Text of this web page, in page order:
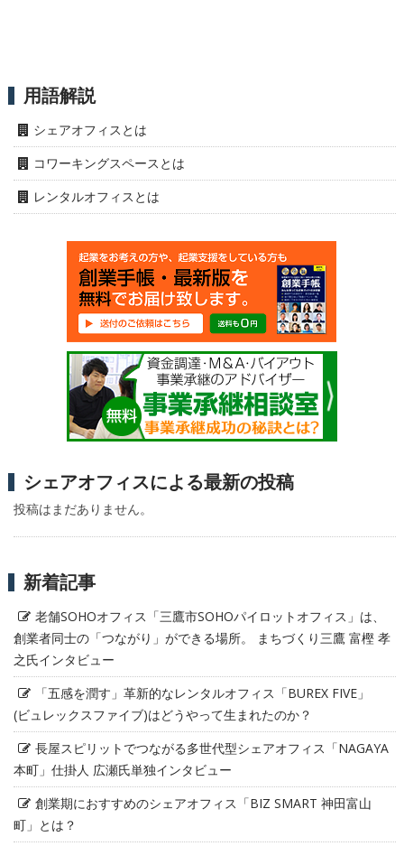
用語解説
シェアオフィスとは
コワーキングスペースとは
レンタルオフィスとは
シェアオフィスによる最新の投稿
投稿はまだありません。
新着記事
老舗SOHOオフィス「三鷹市SOHOパイロットオフィス」は、
創業者同士の「つながり」ができる場所。 まちづくり三鷹 富樫 孝
之氏インタビュー
「五感を潤す」革新的なレンタルオフィス「BUREX FIVE」
(ビュレックスファイブ)はどうやって生まれたのか？
長屋スピリットでつながる多世代型シェアオフィス「NAGAYA
本町」仕掛人 広瀬氏単独インタビュー
創業期におすすめのシェアオフィス「BIZ SMART 神田富山
町」とは？